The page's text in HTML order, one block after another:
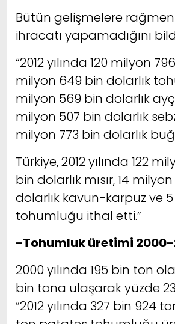
Bütün gelişmelere
ihracatı yapamadığını
“2012 yılında 120 milyon
milyon 649 bin dolarlık
milyon 569 bin dolarlık
milyon 507 bin dolarlık
milyon 773 bin dolarlık
Türkiye, 2012 yılında 122
bin dolarlık mısır, 14
dolarlık kavun-karpuz ve
tohumluğu ithal etti.”
-Tohumluk üretimi 2000-
2000 yılında 195 bin ton
bin tona ulaşarak yüzde
“2012 yılında 327 bin 924